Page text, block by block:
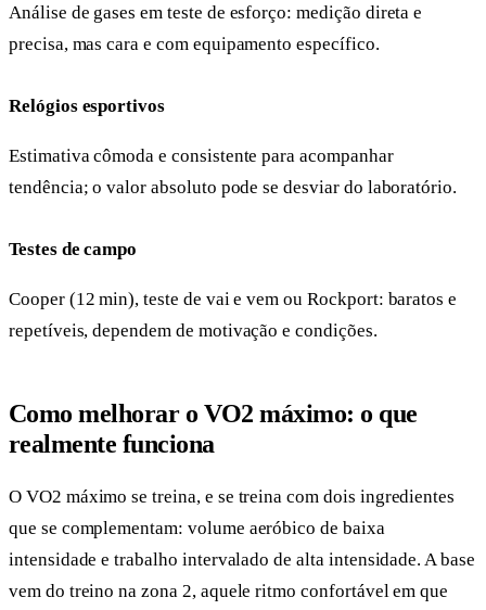
Análise de gases em teste de esforço: medição direta e
precisa, mas cara e com equipamento específico.
Relógios esportivos
Estimativa cômoda e consistente para acompanhar
tendência; o valor absoluto pode se desviar do laboratório.
Testes de campo
Cooper (12 min), teste de vai e vem ou Rockport: baratos e
repetíveis, dependem de motivação e condições.
Como melhorar o VO2 máximo: o que
realmente funciona
O VO2 máximo se treina, e se treina com dois ingredientes
que se complementam: volume aeróbico de baixa
intensidade e trabalho intervalado de alta intensidade. A base
vem do treino na zona 2, aquele ritmo confortável em que